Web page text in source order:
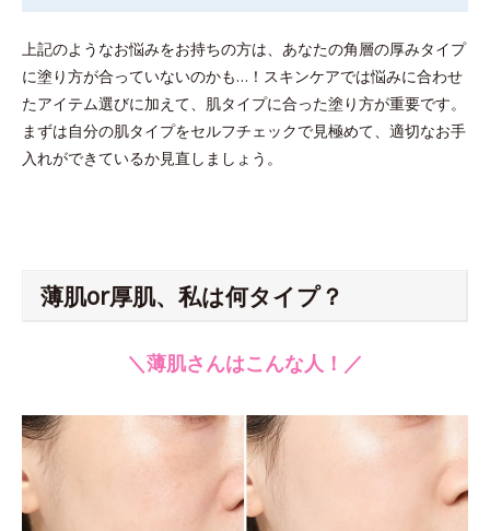
上記のようなお悩みをお持ちの方は、あなたの角層の厚みタイプ
に塗り方が合っていないのかも…！スキンケアでは悩みに合わせ
たアイテム選びに加えて、肌タイプに合った塗り方が重要です。
まずは自分の肌タイプをセルフチェックで見極めて、適切なお手
入れができているか見直しましょう。
薄肌or厚肌、私は何タイプ？
＼薄肌さんはこんな人！／